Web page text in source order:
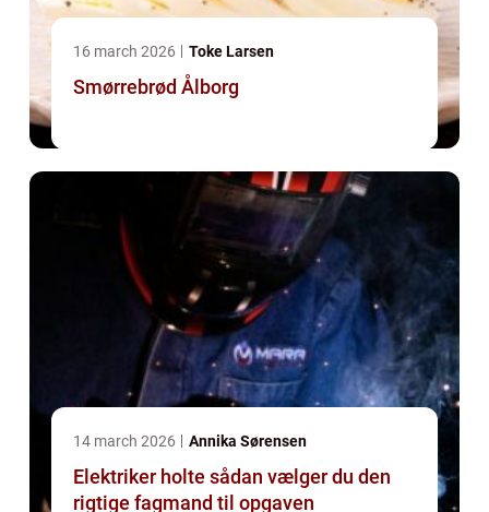
16 march 2026 Toke Larsen
Smørrebrød Ålborg
14 march 2026 Annika Sørensen
Elektriker holte sådan vælger du den
rigtige fagmand til opgaven